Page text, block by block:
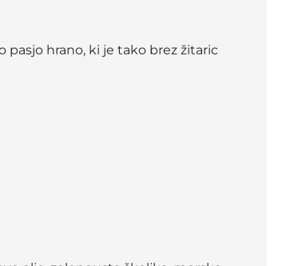
pasjo hrano, ki je tako brez žitaric